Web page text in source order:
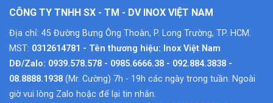
CÔNG TY TNHH SX - TM - DV INOX VIỆT NAM
Địa chỉ: 45 Đường Bưng Ông Thoàn, P. Long Trường, TP. HCM.
MST: 0312614781 - Tên thương hiệu: Inox Việt Nam
DĐ/Zalo: 0939.578.578 - 0985.6666.38 - 092.884.3838 -
08.8888.1938 (Mr. Cường) 7h - 19h các ngày trong tuần. Ngoài
giờ vui lòng Zalo hoặc để lại tin nhắn.